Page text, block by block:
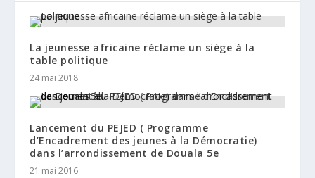
La jeunesse africaine réclame un siège à la
table politique
24 mai 2018
Lancement du PEJED ( Programme
d’Encadrement des jeunes à la Démocratie)
dans l’arrondissement de Douala 5e
21 mai 2016